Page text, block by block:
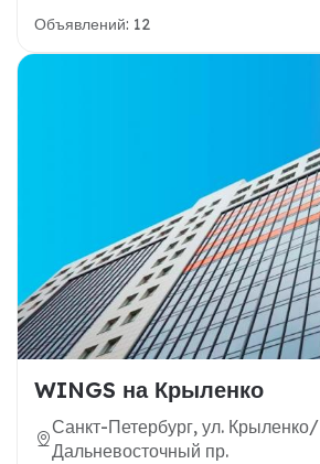
Объявлений: 12
WINGS на Крыленко
Санкт-Петербург, ул. Крыленко/
Дальневосточный пр.